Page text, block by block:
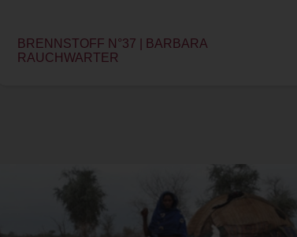
BRENNSTOFF N°37 | BARBARA
RAUCHWARTER